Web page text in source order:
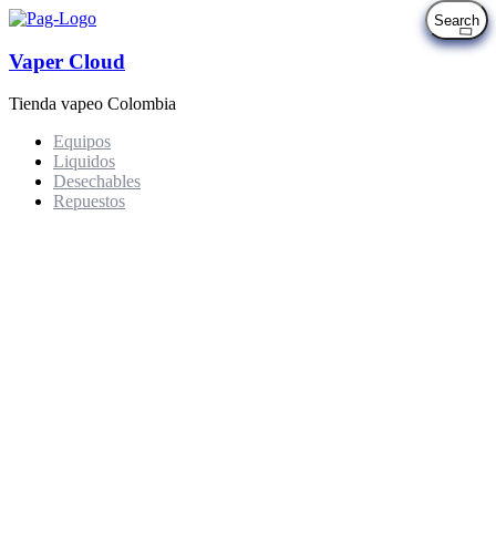
Vaper Cloud
Tienda vapeo Colombia
Equipos
Liquidos
Desechables
Repuestos